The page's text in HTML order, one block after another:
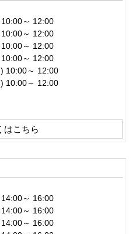
～ 12:00
～ 12:00
～ 12:00
～ 12:00
10:00～ 12:00
10:00～ 12:00
はこちら
～ 16:00
～ 16:00
～ 16:00